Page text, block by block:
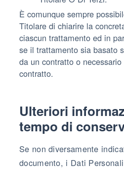
È comunque sempre
Titolare di chiarire la
ciascun trattamento ed in
se il trattamento sia basato
da un contratto o
contratto.
Ulteriori
tempo di
Se non diversamente
documento, i Dati